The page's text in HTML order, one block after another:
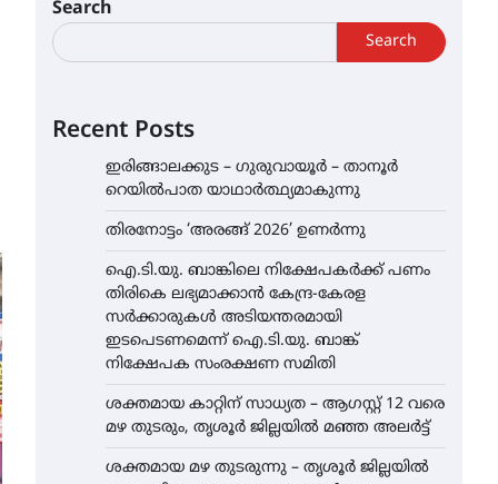
Search
Search
Recent Posts
ഇരിങ്ങാലക്കുട – ഗുരുവായൂർ – താനൂർ
റെയിൽപാത യാഥാർത്ഥ്യമാകുന്നു
തിരനോട്ടം ‘അരങ്ങ് 2026’ ഉണർന്നു
ഐ.ടി.യു. ബാങ്കിലെ നിക്ഷേപകർക്ക് പണം
തിരികെ ലഭ്യമാക്കാൻ കേന്ദ്ര-കേരള
സർക്കാരുകൾ അടിയന്തരമായി
ഇടപെടണമെന്ന് ഐ.ടി.യു. ബാങ്ക്
നിക്ഷേപക സംരക്ഷണ സമിതി
ശക്തമായ കാറ്റിന് സാധ്യത – ആഗസ്റ്റ് 12 വരെ
മഴ തുടരും, തൃശൂർ ജില്ലയിൽ മഞ്ഞ അലർട്ട്
ശക്തമായ മഴ തുടരുന്നു – തൃശൂർ ജില്ലയിൽ